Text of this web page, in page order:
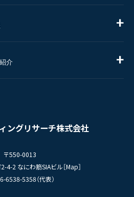
ングリサーチ株式会社
〒550-0013
4-2 なにわ筋SIAビル［Map］
6538-5358（代表）
介